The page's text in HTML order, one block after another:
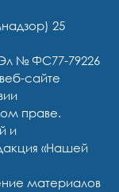
25
№ ФС77-79226
сайте
праве.
и
«Нашей
материалов